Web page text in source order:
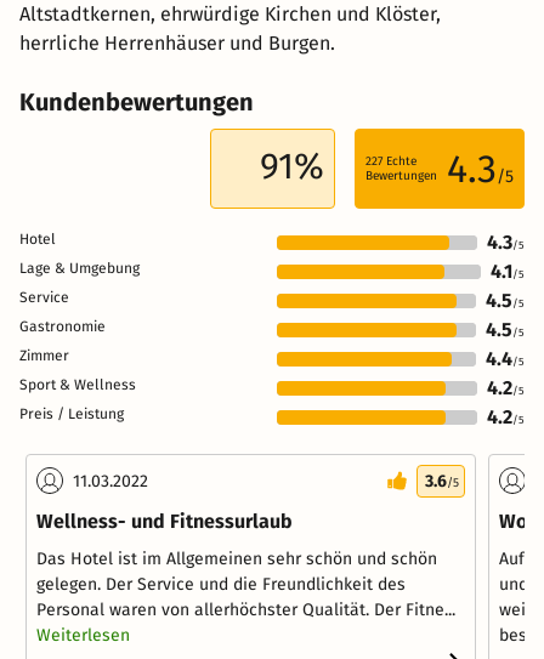
Altstadtkernen, ehrwürdige Kirchen und Klöster,
herrliche Herrenhäuser und Burgen.
Kundenbewertungen
91% 227 Echte
Bewertungen
4.3/5
Hotel 4.3/5
Lage & Umgebung 4.1/5
Service 4.5 /5
Gastronomie 4.5 /5
Zimmer 4.4/5
Sport & Wellness 4.2/5
Preis / Leistung 4.2/5
11.03.2022 3.6/5
Wellness- und Fitnessurlaub
Das Hotel ist im Allgemeinen sehr schön und schön
gelegen. Der Service und die Freundlichkeit des
Personal waren von allerhöchster Qualität. Der Fitne...
Weiterlesen
und